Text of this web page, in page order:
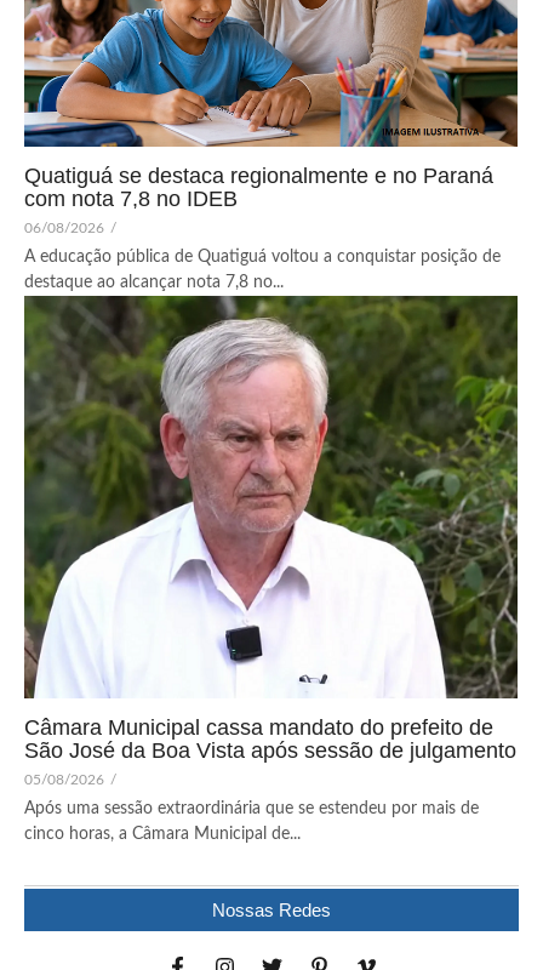
Quatiguá se destaca regionalmente e no Paraná
com nota 7,8 no IDEB
06/08/2026 /
A educação pública de Quatiguá voltou a conquistar posição de
destaque ao alcançar nota 7,8 no...
Câmara Municipal cassa mandato do prefeito de
São José da Boa Vista após sessão de julgamento
05/08/2026 /
Após uma sessão extraordinária que se estendeu por mais de
cinco horas, a Câmara Municipal de...
Nossas Redes